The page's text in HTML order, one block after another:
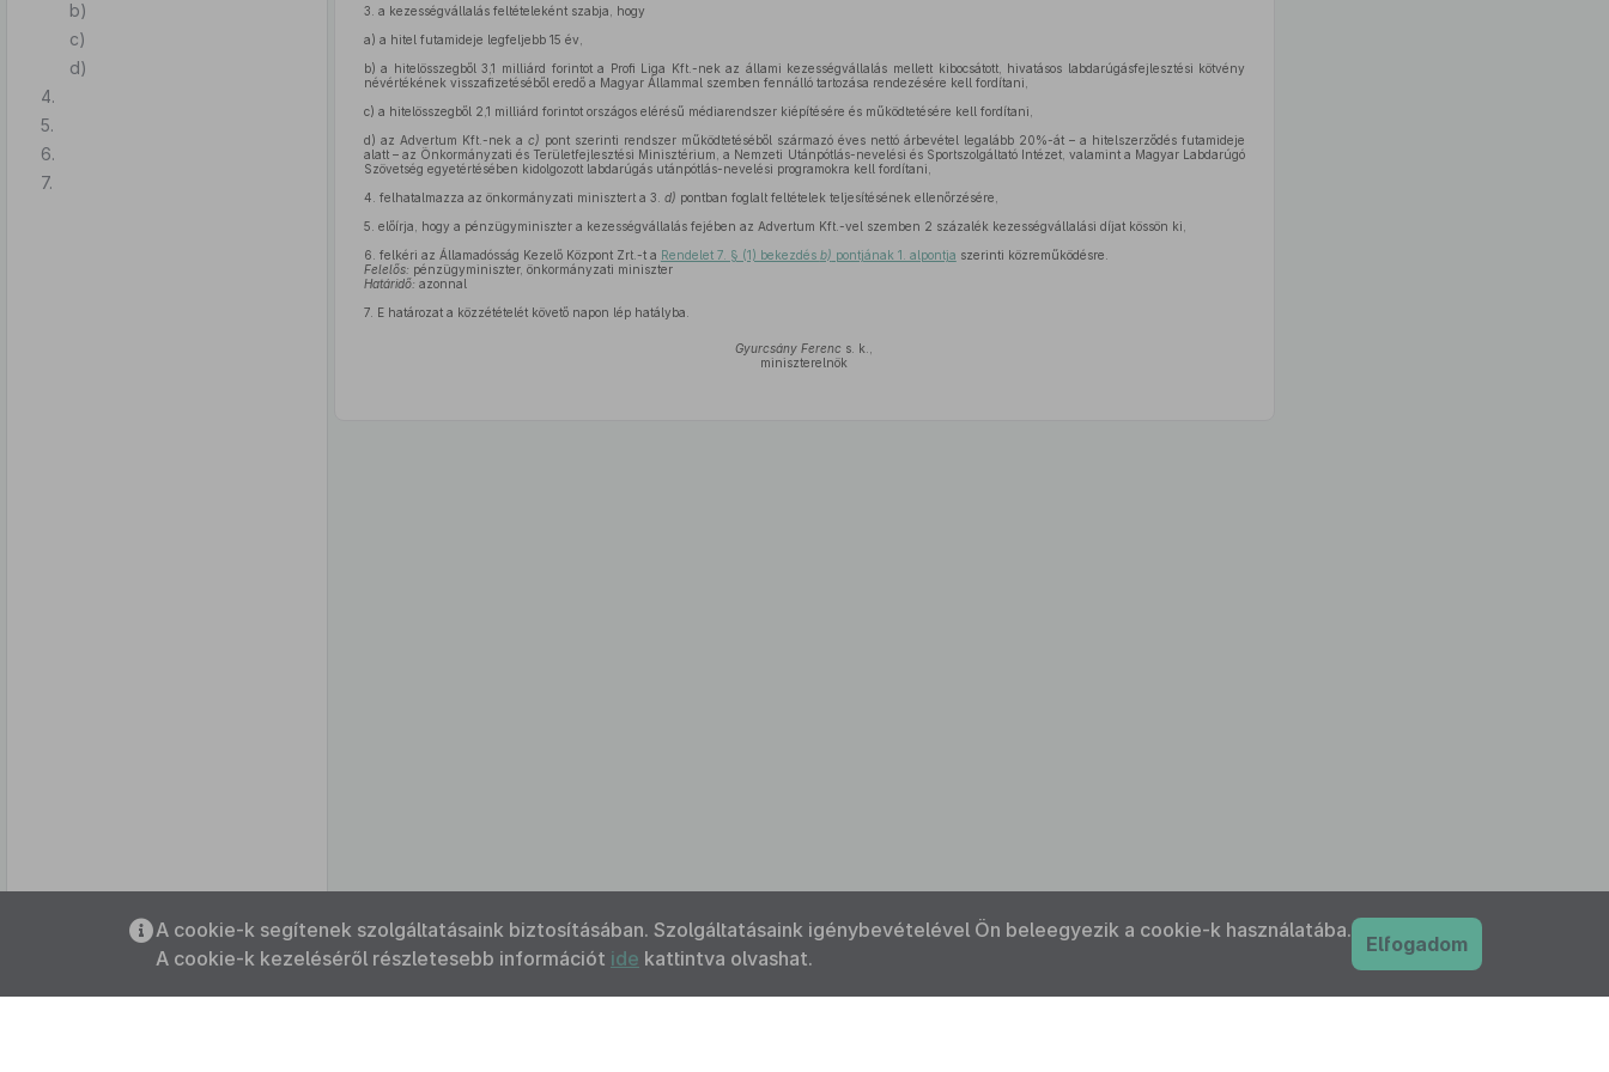
b)
c)
d)
4.
5.
6.
7.
Az oldalmenübe visszatéréshez
ALT + S billentyűket.
3. a kezességvállalás feltételeként szabja, hogy
a) a hitel futamideje legfeljebb 15 év,
b) a hitelösszegből 3,1 milliárd forintot a Profi Liga Kft.-nek az állami kezességvállalás mellett kibocsátott, hivatásos labdarúgásfejlesztési kötvény
névértékének visszafizetéséből eredő a Magyar Állammal szemben fennálló tartozása rendezésére kell fordítani,
c) a hitelösszegből 2,1 milliárd forintot országos elérésű médiarendszer kiépítésére és működtetésére kell fordítani,
d) az Advertum Kft.-nek a c) pont szerinti rendszer működtetéséből származó éves nettó árbevétel legalább 20%-át – a hitelszerződés futamideje
alatt – az Önkormányzati és Területfejlesztési Minisztérium, a Nemzeti Utánpótlás-nevelési és Sportszolgáltató Intézet, valamint a Magyar Labdarúgó
Szövetség egyetértésében kidolgozott labdarúgás utánpótlás-nevelési programokra kell fordítani,
4. felhatalmazza az önkormányzati minisztert a 3. d) pontban foglalt feltételek teljesítésének ellenőrzésére,
5. előírja, hogy a pénzügyminiszter a kezességvállalás fejében az Advertum Kft.-vel szemben 2 százalék kezességvállalási díjat kössön ki,
6. felkéri az Államadósság Kezelő Központ Zrt.-t a Rendelet 7. § (1) bekezdés b) pontjának 1. alpontja szerinti közreműködésre.
Felelős: pénzügyminiszter, önkormányzati miniszter
Határidő: azonnal
7. E határozat a közzétételét követő napon lép hatályba.
Gyurcsány Ferenc s. k.,
miniszterelnök
A cookie-k segítenek szolgáltatásaink biztosításában. Szolgáltatásaink igénybevételével Ön beleegyezik a cookie-k használatába.
A cookie-k kezeléséről részletesebb információt ide kattintva olvashat.
Elfogadom